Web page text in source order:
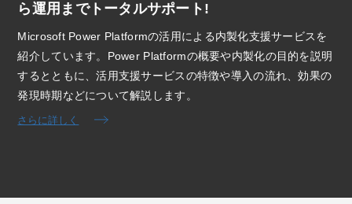
ら運用までトータルサポート!
Microsoft Power Platformの活用による内製化支援サービスを
紹介しています。Power Platformの概要や内製化の目的を説明
するとともに、活用支援サービスの特徴や導入の流れ、効果の
発現時期などについて解説します。
さらに詳しく